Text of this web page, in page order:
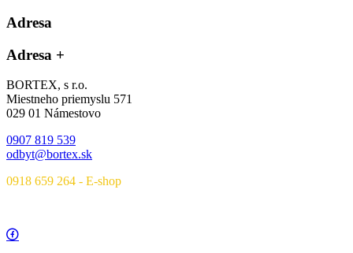
Adresa
Adresa +
BORTEX, s r.o.
Miestneho priemyslu 571
029 01 Námestovo
0907 819 539
odbyt@bortex.sk
0918 659 264 - E-shop